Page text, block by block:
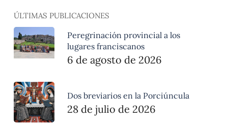
ÚLTIMAS PUBLICACIONES
Peregrinación provincial a los
lugares franciscanos
6 de agosto de 2026
Dos breviarios en la Porciúncula
28 de julio de 2026